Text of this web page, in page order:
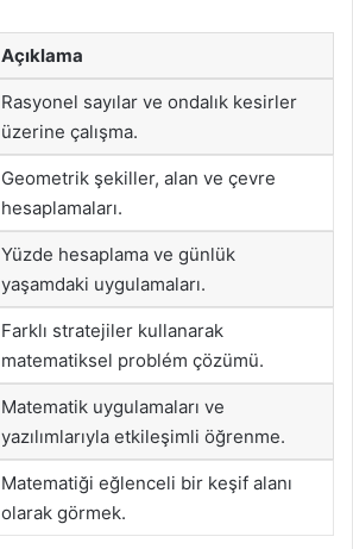
Açıklama
Rasyonel sayılar ve ondalık kesirler
üzerine çalışma.
Geometrik şekiller, alan ve çevre
hesaplamaları.
Yüzde hesaplama ve günlük
yaşamdaki uygulamaları.
Farklı stratejiler kullanarak
matematiksel problém çözümü.
Matematik uygulamaları ve
yazılımlarıyla etkileşimli öğrenme.
Matematiği eğlenceli bir keşif alanı
olarak görmek.